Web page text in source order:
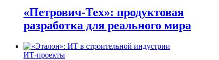
«Петрович-Тех»: продуктовая
разработка для реального мира
ИТ-проекты